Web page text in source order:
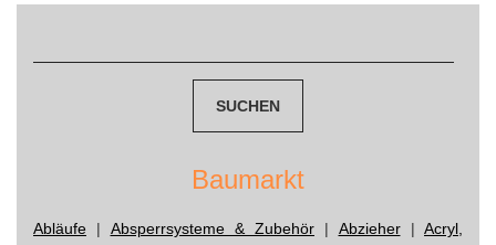
Baumarkt
Abläufe | Absperrsysteme & Zubehör | Abzieher| Acryl,